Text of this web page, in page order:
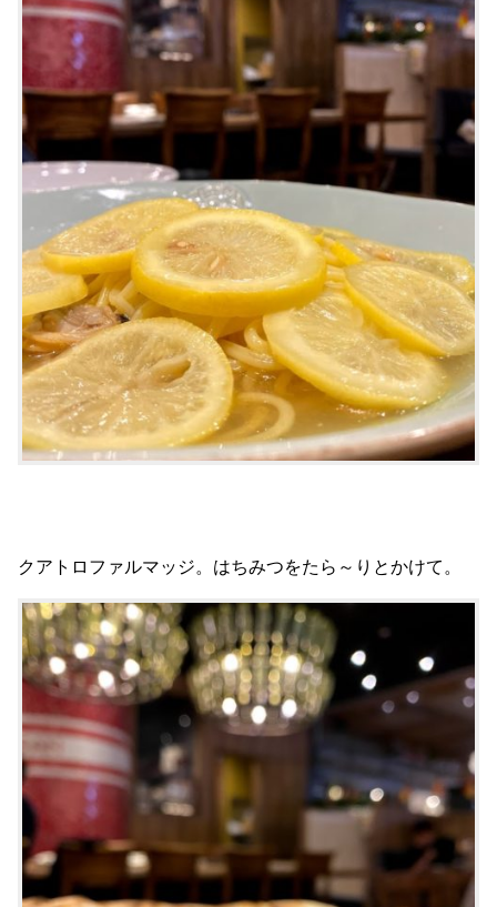
クアトロファルマッジ。はちみつをたら～りとかけて。